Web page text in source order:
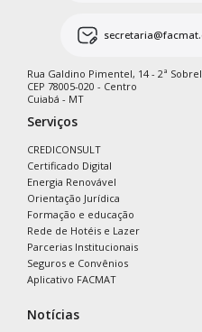
Rua Galdino Pimentel, 14 - 2ª
CEP 78005-020 - Centro
Cuiabá - MT
Serviços
CREDICONSULT
Certificado Digital
Energia Renovável
Orientação Jurídica
Formação e educação
Rede de Hotéis e Lazer
Parcerias Institucionais
Seguros e Convênios
Aplicativo FACMAT
Notícias